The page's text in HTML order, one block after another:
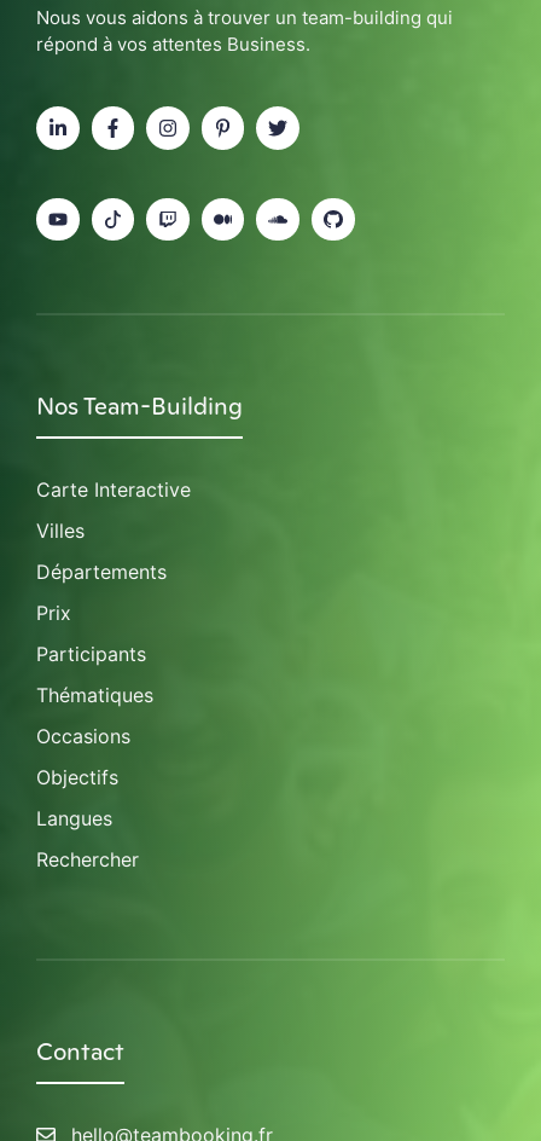
Nous vous aidons à trouver un team-building qui
répond à vos attentes Business.
Nos Team-Building
Carte Interactive
Villes
Départements
Prix
Participants
Thématiques
Occasions
Objectifs
Langues
Rechercher
Contact
hello@teambooking.fr